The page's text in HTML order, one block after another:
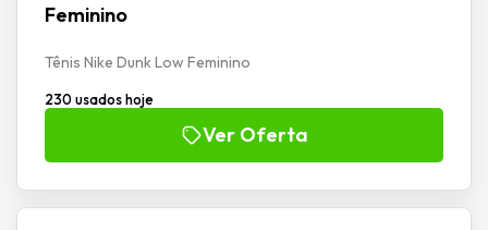
Feminino
Tênis Nike Dunk Low Feminino
230 usados hoje
Ver Oferta